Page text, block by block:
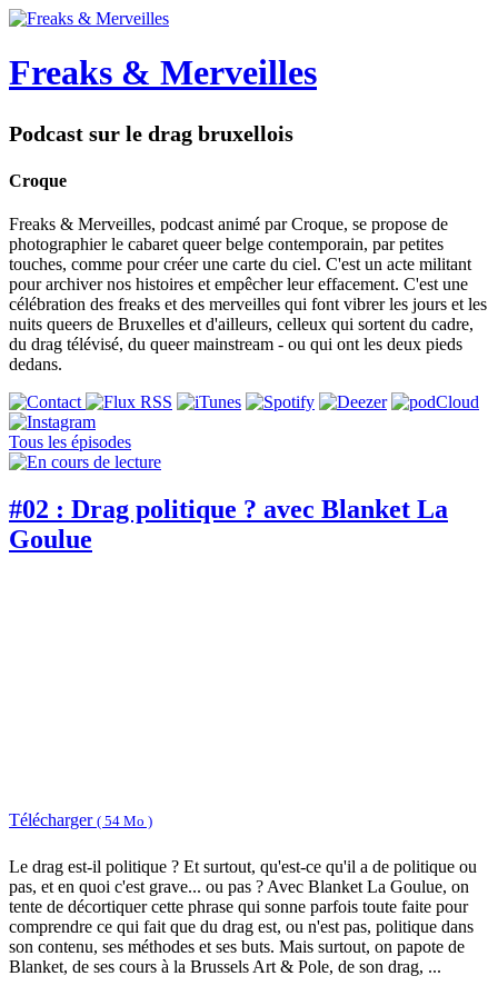
Freaks & Merveilles
Podcast sur le drag bruxellois
Croque
Freaks & Merveilles, podcast animé par Croque, se propose de
photographier le cabaret queer belge contemporain, par petites
touches, comme pour créer une carte du ciel. C'est un acte militant
pour archiver nos histoires et empêcher leur effacement. C'est une
célébration des freaks et des merveilles qui font vibrer les jours et les
nuits queers de Bruxelles et d'ailleurs, celleux qui sortent du cadre,
du drag télévisé, du queer mainstream - ou qui ont les deux pieds
dedans.
Tous les épisodes
#02 : Drag politique ? avec Blanket La
Goulue
Télécharger ( 54 Mo )
Le drag est-il politique ? Et surtout, qu'est-ce qu'il a de politique ou
pas, et en quoi c'est grave... ou pas ? Avec Blanket La Goulue, on
tente de décortiquer cette phrase qui sonne parfois toute faite pour
comprendre ce qui fait que du drag est, ou n'est pas, politique dans
son contenu, ses méthodes et ses buts. Mais surtout, on papote de
Blanket, de ses cours à la Brussels Art & Pole, de son drag, ...